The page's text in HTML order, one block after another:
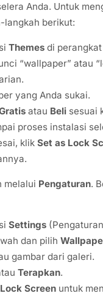
Anda. Untuk
langkah berikut:
Themes di perangkat
“wallpaper” atau
yang Anda sukai.
atau Beli sesuai
proses instalasi
klik Set as Lock
melalui Pengaturan.
Settings
dan pilih
gambar dari galeri.
Terapkan.
Screen untuk